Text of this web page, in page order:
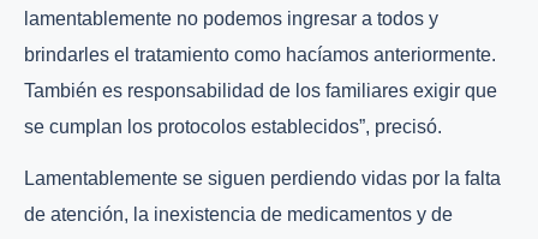
lamentablemente no podemos ingresar a todos y
brindarles el tratamiento como hacíamos anteriormente.
También es responsabilidad de los familiares exigir que
se cumplan los protocolos establecidos”, precisó.
Lamentablemente se siguen perdiendo vidas por la falta
de atención, la inexistencia de medicamentos y de